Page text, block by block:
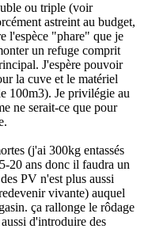
ou triple (voir
astreint au budget,
l'espèce "phare" que je
un refuge comprit
J'espère pouvoir
la cuve et le matériel
100m3). Je privilégie au
ne serait-ce que pour
(j'ai 300kg entassés
20 ans donc il faudra un
PV n'est plus aussi
vivante) auquel
ça rallonge le rôdage
d'introduire des